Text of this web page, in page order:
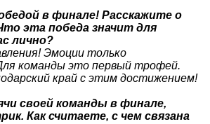
в финале! Расскажите о
эта победа значит для
лично?
Эмоции только
команды это первый трофей.
край с этим достижением!
своей команды в финале,
Как считаете, с чем связана